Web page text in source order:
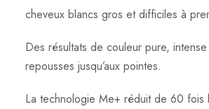
cheveux blancs gros et difficiles à
Des résultats de couleur pure,
repousses jusqu’aux pointes.
La technologie Me+ réduit de 60 fois